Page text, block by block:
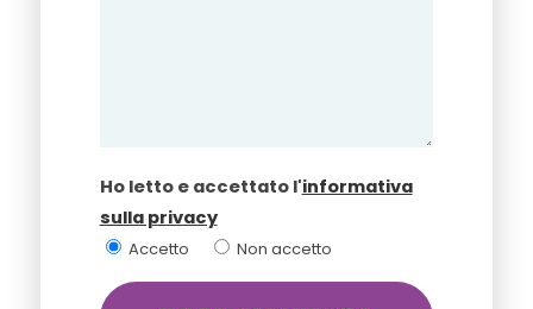
Ho letto e accettato l'informativa
sulla privacy
Accetto Non accetto